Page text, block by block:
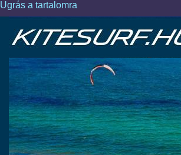
Ugrás a tartalomra